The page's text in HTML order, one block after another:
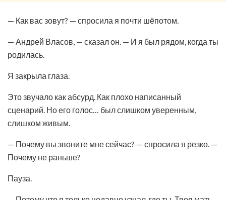
— Как вас зовут? — спросила я почти шёпотом.
— Андрей Власов, — сказал он. — И я был рядом, когда ты
родилась.
Я закрыла глаза.
Это звучало как абсурд. Как плохо написанный
сценарий. Но его голос… был слишком уверенным,
слишком живым.
— Почему вы звоните мне сейчас? — спросила я резко. —
Почему не раньше?
Пауза.